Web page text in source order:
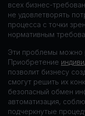
всех бизнес-
не удовлетворять
процесса с точки
нормативным
Эти проблемы можно
Приобретение
позволит бизнесу
смогут решить их
безопасный обмен
автоматизация,
подчеркнутые